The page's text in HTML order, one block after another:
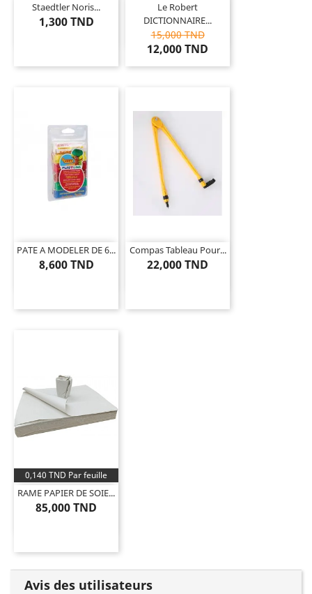
Staedtler Noris...
1,300 TND
Le Robert
DICTIONNAIRE...
15,000 TND
12,000 TND
PATE A MODELER DE 6...
8,600 TND
Compas Tableau Pour...
22,000 TND
0,140 TND Par feuille
RAME PAPIER DE SOIE...
85,000 TND
Avis des utilisateurs